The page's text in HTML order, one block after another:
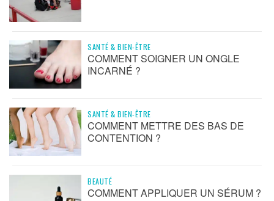
SANTÉ & BIEN-ÊTRE
COMMENT SOIGNER UN ONGLE
INCARNÉ ?
SANTÉ & BIEN-ÊTRE
COMMENT METTRE DES BAS DE
CONTENTION ?
BEAUTÉ
COMMENT APPLIQUER UN SÉRUM ?